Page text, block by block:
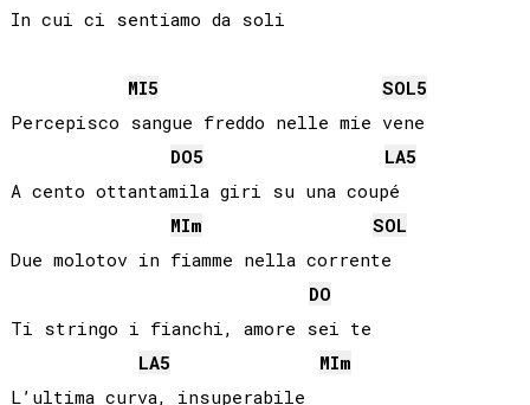
In cui ci sentiamo da soli
MI5 SOL5
Percepisco sangue freddo nelle mie vene
DO5 LA5
A cento ottantamila giri su una coupé
MIm
SOL
Due molotov in fiamme nella corrente
DO
Ti stringo i fianchi, amore sei te
LA5 MIm